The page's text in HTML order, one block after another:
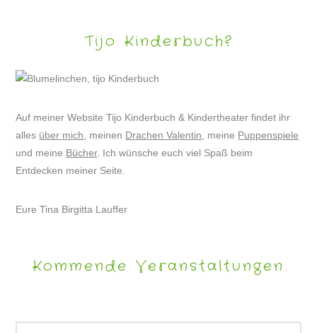
Tijo Kinderbuch?
Auf meiner Website Tijo Kinderbuch & Kindertheater findet ihr
alles über mich , meinen Drachen Valentin , meine Puppenspiele
und meine Bücher. Ich wünsche euch viel Spaß beim
Entdecken meiner Seite.
Eure Tina Birgitta Lauffer
Kommende Veranstaltungen